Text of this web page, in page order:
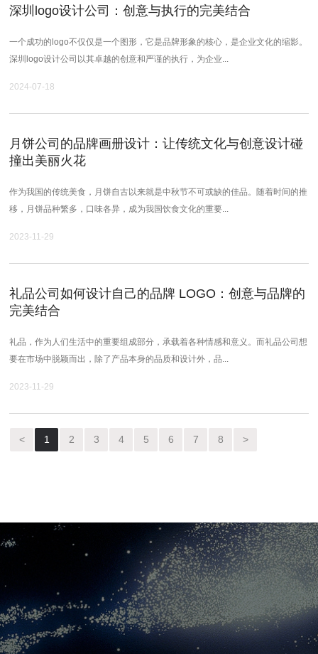
深圳logo设计公司：创意与执行的完美结合
一个成功的logo不仅仅是一个图形，它是品牌形象的核心，是企业文化的缩影。
深圳logo设计公司以其卓越的创意和严谨的执行，为企业...
2024-07-18
月饼公司的品牌画册设计：让传统文化与创意设计碰
撞出美丽火花
作为我国的传统美食，月饼自古以来就是中秋节不可或缺的佳品。随着时间的推
移，月饼品种繁多，口味各异，成为我国饮食文化的重要...
2023-11-29
礼品公司如何设计自己的品牌 LOGO：创意与品牌的
完美结合
礼品，作为人们生活中的重要组成部分，承载着各种情感和意义。而礼品公司想
要在市场中脱颖而出，除了产品本身的品质和设计外，品...
2023-11-29
< 1 2 3 4 5 6 7 8 >